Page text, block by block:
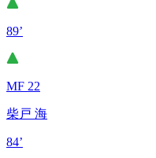
89’
MF 22
柴戸 海
84’